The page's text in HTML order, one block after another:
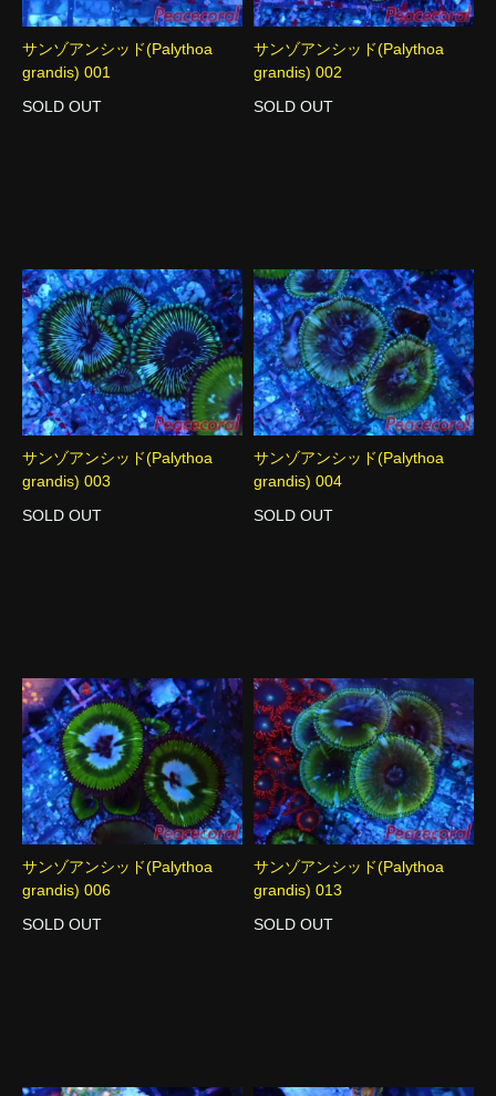
サンゾアンシッド(Palythoa
grandis) 001
SOLD OUT
サンゾアンシッド(Palythoa
grandis) 002
SOLD OUT
サンゾアンシッド(Palythoa
grandis) 003
SOLD OUT
サンゾアンシッド(Palythoa
grandis) 004
SOLD OUT
サンゾアンシッド(Palythoa
grandis) 006
SOLD OUT
サンゾアンシッド(Palythoa
grandis) 013
SOLD OUT